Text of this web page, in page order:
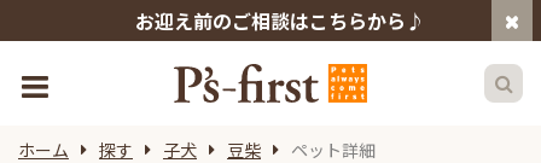
お迎え前のご相談はこちらから♪
ホーム 探す 子犬 豆柴 ペット詳細